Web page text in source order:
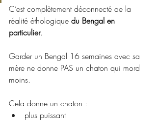
C’est complètement déconnecté de la
réalité éthologique du Bengal en
particulier.
Garder un Bengal 16 semaines avec sa
mère ne donne PAS un chaton qui mord
moins.
Cela donne un chaton :
plus puissant